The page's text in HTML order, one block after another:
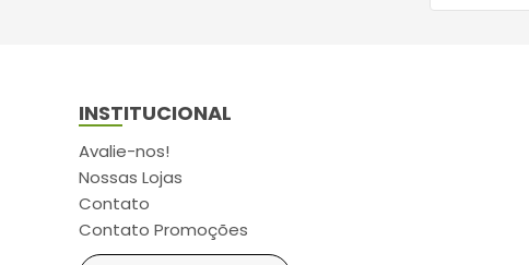
INSTITUCIONAL
Avalie-nos!
Nossas Lojas
Contato
Contato Promoções